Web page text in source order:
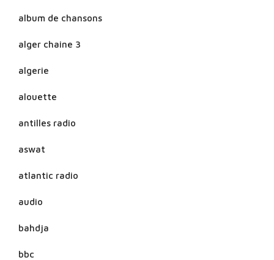
album de chansons
alger chaine 3
algerie
alouette
antilles radio
aswat
atlantic radio
audio
bahdja
bbc